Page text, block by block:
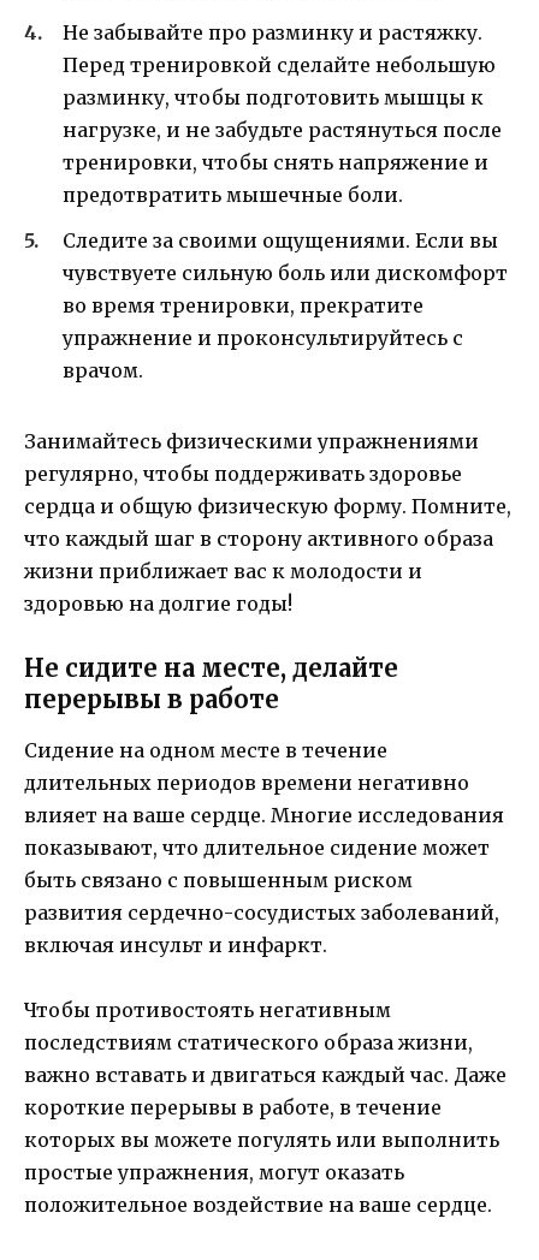
Не забывайте про разминку и растяжку.
Перед тренировкой сделайте небольшую
разминку, чтобы подготовить мышцы к
нагрузке, и не забудьте растянуться после
тренировки, чтобы снять напряжение и
предотвратить мышечные боли.
Следите за своими ощущениями. Если вы
чувствуете сильную боль или дискомфорт
во время тренировки, прекратите
упражнение и проконсультируйтесь с
врачом.
Занимайтесь физическими упражнениями
регулярно, чтобы поддерживать здоровье
сердца и общую физическую форму. Помните,
что каждый шаг в сторону активного образа
жизни приближает вас к молодости и
здоровью на долгие годы!
Не сидите на месте, делайте
перерывы в работе
Сидение на одном месте в течение
длительных периодов времени негативно
влияет на ваше сердце. Многие исследования
показывают, что длительное сидение может
быть связано с повышенным риском
развития сердечно-сосудистых заболеваний,
включая инсульт и инфаркт.
Чтобы противостоять негативным
последствиям статического образа жизни,
важно вставать и двигаться каждый час. Даже
короткие перерывы в работе, в течение
которых вы можете погулять или выполнить
простые упражнения, могут оказать
положительное воздействие на ваше сердце.